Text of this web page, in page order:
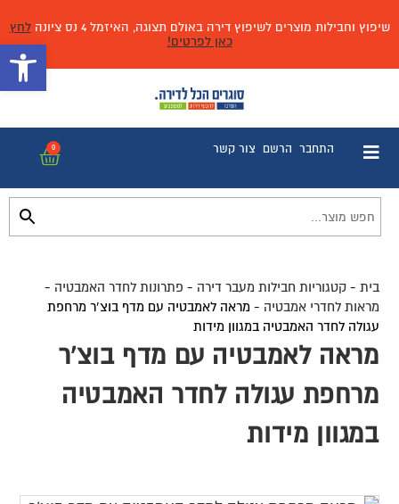
שיפוץ וחבילות מוצרים לשיפוץ דירה באולם תצוגה, האיזמל 4 נס ציונה
לחץ
כאן לפרטים!
התחבר הרשם צור קשר 0
בית -קטגוריות חבילות מעבר דירה - פתרונות לחדר האמבטיה -
מראות לחדרי אמבטיה - מראה לאמבטיה עם מדף בוצ’ר מרחפת
עגולה לחדר האמבטיה במגוון מידות
מראה לאמבטיה עם מדף בוצ'ר
מרחפת עגולה לחדר האמבטיה
במגוון מידות